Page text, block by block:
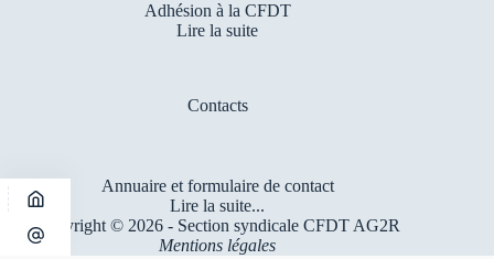
Adhésion à la CFDT
Lire la suite
Contacts
Annuaire et formulaire de contact
Lire la suite...
Copyright © 2026 - Section syndicale CFDT AG2R
Mentions légales